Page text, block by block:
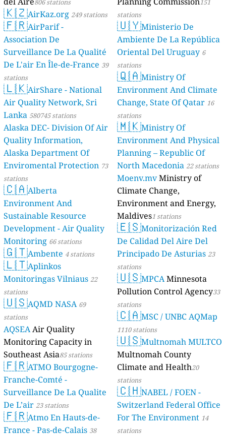
806 stations
🇰🇿AirKaz.org 249 stations
🇫🇷AirParif -
Association De
Surveillance De La Qualité
De L'air En Île-de-France 39
stations
🇱🇰AirShare - National
Air Quality Network, Sri
Lanka 580745 stations
Alaska DEC- Division Of Air
Quality Information,
Alaska Department Of
Enviromental Protection 73
stations
🇨🇦Alberta
Environment And
Sustainable Resource
Development - Air Quality
Monitoring 66 stations
🇬🇹Ambente 4 stations
🇱🇹Aplinkos
Monitoringas Vilniaus 22
stations
🇺🇸AQMD NASA 69
stations
AQSEAAir Quality
Monitoring Capacity in
Southeast Asia85 stations
🇫🇷ATMO Bourgogne-
Franche-Comté -
Surveillance De La Qualite
De L’air 23 stations
🇫🇷Atmo En Hauts-de-
France - Pas-de-Calais 38
151
stations
🇺🇾Ministerio De
Ambiente De La República
Oriental Del Uruguay 6
stations
🇶🇦Ministry Of
Environment And Climate
Change, State Of Qatar 16
stations
🇲🇰Ministry Of
Environment And Physical
Planning – Republic Of
North Macedonia 22 stations
Moenv.mvMinistry of
Climate Change,
Environment and Energy,
Maldives1 stations
🇪🇸Monitorización Red
De Calidad Del Aire Del
Principado De Asturias 23
stations
🇺🇸MPCAMinnesota
Pollution Control Agency33
stations
🇨🇦MSC / UNBC AQMap
1110 stations
🇺🇸Multnomah MULTCO
Multnomah County
Climate and Health20
stations
🇨🇭NABEL / FOEN -
Switzerland Federal Office
For The Environment 14
stations